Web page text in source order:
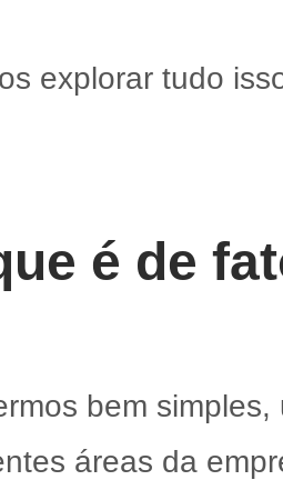
explorar tudo
é de
bem
áreas da